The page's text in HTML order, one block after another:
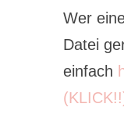
Wer
Datei
einfach